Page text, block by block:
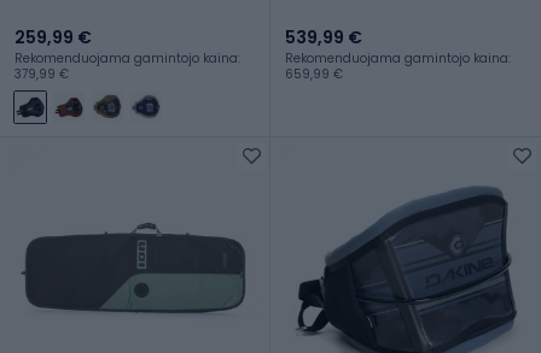
259,99 €
Rekomenduojama gamintojo kaina:
379,99 €
539,99 €
Rekomenduojama gamintojo kaina:
659,99 €